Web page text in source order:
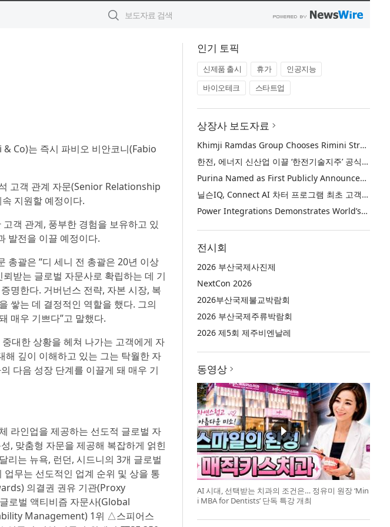
Co)는 즉시 파비오 비안코니(Fabio
고객 관계 자문(Senior Relationship
지원할 예정이다.
객 관계, 풍부한 경험을 보유하고 있
발전을 이끌 예정이다.
괄은 “디 세니 전 총괄은 20년 이상
받는 글로벌 자문사로 확립하는 데 기
명한다. 거버넌스 전략, 자본 시장, 복
쌓는 데 결정적인 역할을 했다. 그의
매우 기쁘다”고 말했다.
대한 상황을 헤쳐 나가는 고객에게 자
해 깊이 이해하고 있는 그는 탁월한 자
다음 성장 단계를 이끌게 돼 매우 기
라인업을 제공하는 선도적 글로벌 자
, 맞춤형 자문을 제공해 복잡하게 얽힌
리는 뉴욕, 런던, 시드니의 3개 글로벌
무는 선도적인 업계 순위 및 상을 통
의결권 권유 기관(Proxy
로벌 액티비즘 자문사(Global
Management) 1위 △스피어스
인기 토픽
신제품 출시 휴가
인공지능
바이오테크
스타트업
상장사 보도자료
Khimji Ramdas Group Chooses Rimini Street to Reduce SAP Support Costs, Protect 700+ Customizations and Reinvest Savings in Innovation
한전, 에너지 신산업 이끌 ‘한전기술지주’ 공식 출범
Purina Named as First Publicly Announced NIQ ConnectAI Charter Client
닐슨IQ, Connect AI 차터 프로그램 최초 고객사 ‘퓨리나’ 선정
Power Integrations Demonstrates World’s First 2200 V GaN Technology for Next-Era High-Voltage Power Systems
전시회
2026 부산국제사진제
NextCon 2026
2026부산국제불교박람회
2026 부산국제주류박람회
2026 제5회 제주비엔날레
동영상
AI 시대, 선택받는 치과의 조건은… 정유미 원장 ‘Min
i MBA for Dentists’ 단독 특강 개최